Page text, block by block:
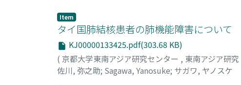
Item
タイ国肺結核患者の肺機能障害について
KJ00000133425.pdf(303.68 KB)
( 京都大学東南アジア研究センター , 東南アジア研究
佐川, 弥之助; Sagawa, Yanosuke; サガワ, ヤノスケ